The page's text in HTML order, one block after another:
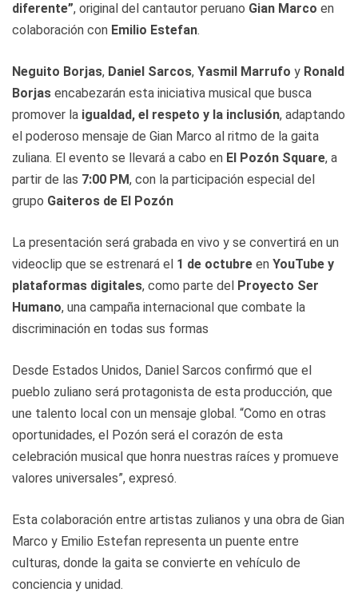
diferente”, original del cantautor peruano Gian Marco en
colaboración con Emilio Estefan.
Neguito Borjas, Daniel Sarcos, Yasmil Marrufo y Ronald
Borjas encabezarán esta iniciativa musical que busca
promover la igualdad, el respeto y la inclusión, adaptando
el poderoso mensaje de Gian Marco al ritmo de la gaita
zuliana. El evento se llevará a cabo en El Pozón Square, a
partir de las 7:00 PM, con la participación especial del
grupo Gaiteros de El Pozón
La presentación será grabada en vivo y se convertirá en un
videoclip que se estrenará el 1 de octubre en YouTube y
plataformas digitales, como parte del Proyecto Ser
Humano, una campaña internacional que combate la
discriminación en todas sus formas
Desde Estados Unidos, Daniel Sarcos confirmó que el
pueblo zuliano será protagonista de esta producción, que
une talento local con un mensaje global. “Como en otras
oportunidades, el Pozón será el corazón de esta
celebración musical que honra nuestras raíces y promueve
valores universales”, expresó.
Esta colaboración entre artistas zulianos y una obra de Gian
Marco y Emilio Estefan representa un puente entre
culturas, donde la gaita se convierte en vehículo de
conciencia y unidad.